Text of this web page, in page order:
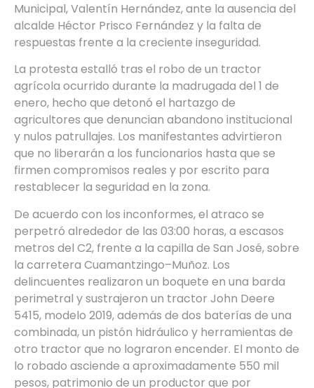
Municipal, Valentín Hernández, ante la ausencia del
alcalde Héctor Prisco Fernández y la falta de
respuestas frente a la creciente inseguridad.
La protesta estalló tras el robo de un tractor
agrícola ocurrido durante la madrugada del 1 de
enero, hecho que detonó el hartazgo de
agricultores que denuncian abandono institucional
y nulos patrullajes. Los manifestantes advirtieron
que no liberarán a los funcionarios hasta que se
firmen compromisos reales y por escrito para
restablecer la seguridad en la zona.
De acuerdo con los inconformes, el atraco se
perpetró alrededor de las 03:00 horas, a escasos
metros del C2, frente a la capilla de San José, sobre
la carretera Cuamantzingo–Muñoz. Los
delincuentes realizaron un boquete en una barda
perimetral y sustrajeron un tractor John Deere
5415, modelo 2019, además de dos baterías de una
combinada, un pistón hidráulico y herramientas de
otro tractor que no lograron encender. El monto de
lo robado asciende a aproximadamente 550 mil
pesos, patrimonio de un productor que por